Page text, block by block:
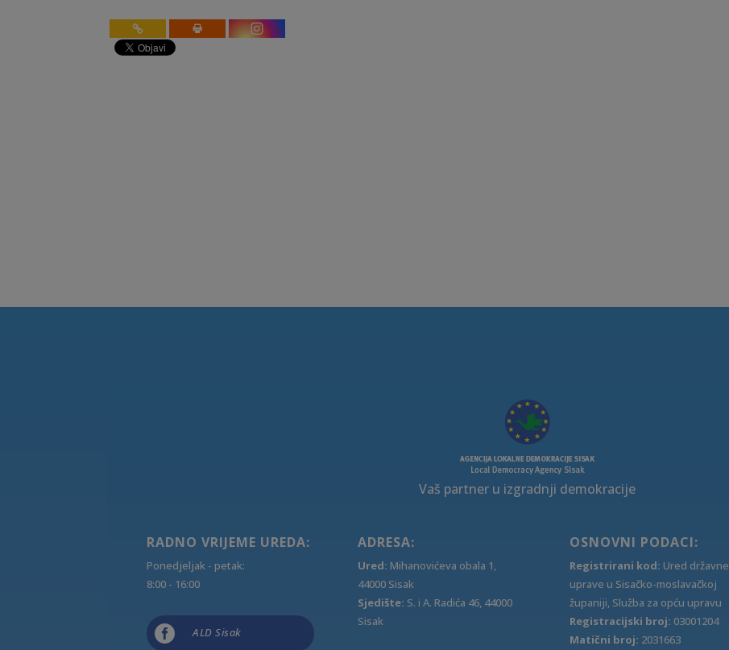
Vaš partner u izgradnji demokracije
RADNO VRIJEME UREDA:
Ponedjeljak - petak:
8:00 - 16:00
 ALD Sisak
ADRESA:
Ured: Mihanovićeva obala 1,
44000 Sisak
Sjedište: S. i A. Radića 46, 44000
Sisak
OSNOVNI PODACI:
Registrirani kod: Ured državne
uprave u Sisačko-moslavačkoj
županiji, Služba za opću upravu
Registracijski broj: 03001204
Matični broj: 2031663